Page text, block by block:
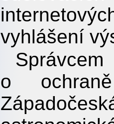
vyhlášení
o